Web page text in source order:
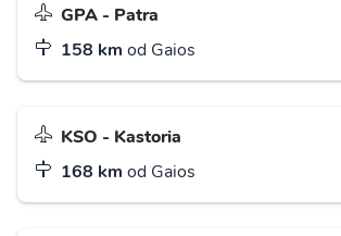
GPA - Patra
158 km od Gaios
KSO - Kastoria
168 km od Gaios